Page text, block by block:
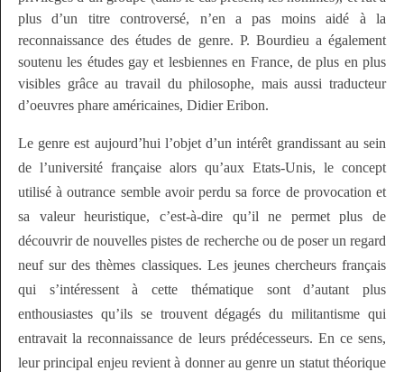
plus d’un titre controversé, n’en a pas moins aidé à la
reconnaissance des études de genre. P. Bourdieu a également
soutenu les études gay et lesbiennes en France, de plus en plus
visibles grâce au travail du philosophe, mais aussi traducteur
d’oeuvres phare américaines, Didier Eribon.
Le genre est aujourd’hui l’objet d’un intérêt grandissant au sein
de l’université française alors qu’aux Etats-Unis, le concept
utilisé à outrance semble avoir perdu sa force de provocation et
sa valeur heuristique, c’est-à-dire qu’il ne permet plus de
découvrir de nouvelles pistes de recherche ou de poser un regard
neuf sur des thèmes classiques. Les jeunes chercheurs français
qui s’intéressent à cette thématique sont d’autant plus
enthousiastes qu’ils se trouvent dégagés du militantisme qui
entravait la reconnaissance de leurs prédécesseurs. En ce sens,
leur principal enjeu revient à donner au genre un statut théorique